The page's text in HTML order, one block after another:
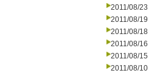
2011/08/23
2011/08/19
2011/08/18
2011/08/16
2011/08/15
2011/08/10